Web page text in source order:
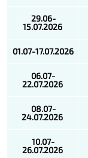
29.06-
15.07.2026
01.07-17.07.2026
06.07-
22.07.2026
08.07-
24.07.2026
10.07-
26.07.2026